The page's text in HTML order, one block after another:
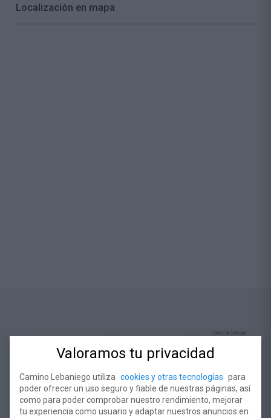
Localización en mapa
Valoramos tu privacidad
Camino Lebaniego utiliza cookies y otras tecnologías para
poder ofrecer un uso seguro y fiable de nuestras páginas, así
como para poder comprobar nuestro rendimiento, mejorar
tu experiencia como usuario y adaptar nuestros anuncios en